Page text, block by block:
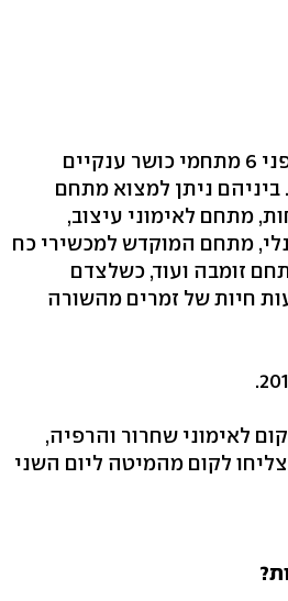
האימונים יתפרשו על פני 6 מתחמי כושר ענקיים
ניתן למצוא מתחם
מתחם לאימוני עיצוב,
מתחם המוקדש למכשירי כח
זומבה ועוד, כשלצדם
חיות של זמרים מהשורה
לאימוני שחרור והרפיה,
לקום מהמיטה ליום השני